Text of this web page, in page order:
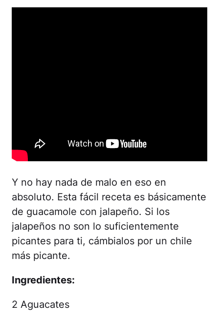
Y no hay nada de malo en eso en
absoluto. Esta fácil receta es básicamente
de guacamole con jalapeño. Si los
jalapeños no son lo suficientemente
picantes para ti, cámbialos por un chile
más picante.
Ingredientes:
2 Aguacates